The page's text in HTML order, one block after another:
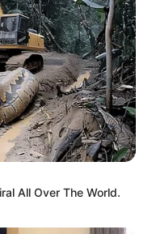
All Over The World.